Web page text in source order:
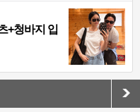
+청바지 입